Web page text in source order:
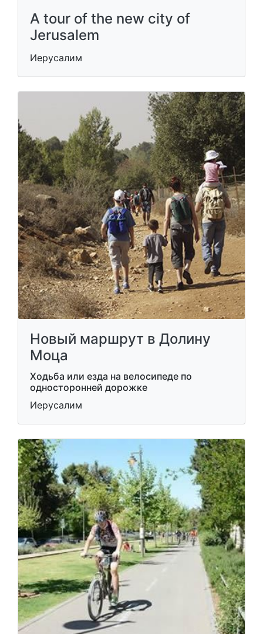
A tour of the new city of
Jerusalem
Иерусалим
Новый маршрут в Долину
Моца
Ходьба или езда на велосипеде по
односторонней дорожке
Иерусалим